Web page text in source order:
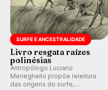
SURFE E ANCESTRALIDADE
Livro resgata raízes
polinésias
Antropólogo Luciano
Meneghello propõe releitura
das origens do surfe,